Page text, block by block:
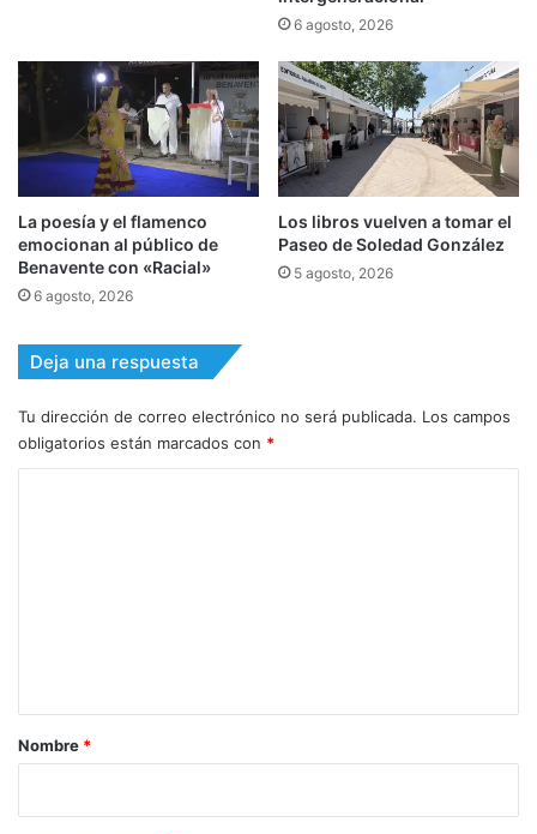
6 agosto, 2026
La poesía y el flamenco
emocionan al público de
Benavente con «Racial»
6 agosto, 2026
Los libros vuelven a tomar el
Paseo de Soledad González
5 agosto, 2026
Deja una respuesta
Tu dirección de correo electrónico no será publicada. Los campos
obligatorios están marcados con *
rNombre *